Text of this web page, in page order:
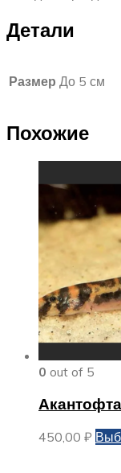
Детали
Размер До 5 см
Похожие
0 out of 5
450,00 ₽